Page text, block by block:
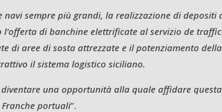
sempre più grandi, la realizzazione di depositi
di banchine elettrificate al servizio de
di aree di sosta attrezzate e il potenziamento
il sistema logistico siciliano.
una opportunità alla quale affidare
Franche portuali”.